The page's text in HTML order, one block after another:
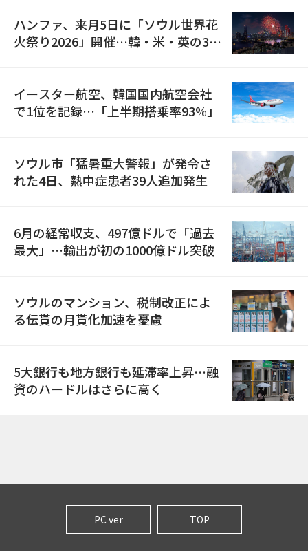
ハンファ、来月5日に「ソウル世界花
火祭り2026」開催…韓・米・英の3カ
イースター航空、韓国国内航空会社
で1位を記録…「上半期搭乗率93%」
ソウル市「猛暑重大警報」が発令さ
れた4日、熱中症患者39人追加発生
6月の経常収支、497億ドルで「過去
最大」…輸出が初の1000億ドル突破
ソウルのマンション、税制改正によ
る伝貰の月貰化加速を憂慮
5大銀行も地方銀行も延滞率上昇…融
資のハードルはさらに高く
PC ver TOP